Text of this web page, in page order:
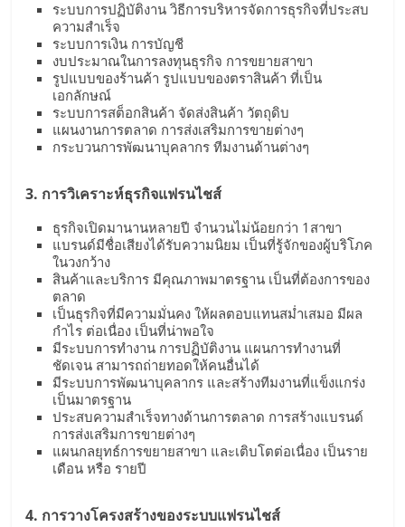
ระบบการปฏิบัติงาน วิธีการบริหารจัดการธุรกิจที่ประสบ
ความสำเร็จ
ระบบการเงิน การบัญชี
งบประมาณในการลงทุนธุรกิจ การขยายสาขา
รูปแบบของร้านค้า รูปแบบของตราสินค้า ที่เป็น
เอกลักษณ์
ระบบการสต็อกสินค้า จัดส่งสินค้า วัตถุดิบ
แผนงานการตลาด การส่งเสริมการขายต่างๆ
กระบวนการพัฒนาบุคลากร ทีมงานด้านต่างๆ
3. การวิเคราะห์ธุรกิจแฟรนไชส์
ธุรกิจเปิดมานานหลายปี จำนวนไม่น้อยกว่า 1สาขา
แบรนด์มีชื่อเสียงได้รับความนิยม เป็นที่รู้จักของผู้บริโภค
ในวงกว้าง
สินค้าและบริการ มีคุณภาพมาตรฐาน เป็นที่ต้องการของ
ตลาด
เป็นธุรกิจที่มีความมั่นคง ให้ผลตอบแทนสม่ำเสมอ มีผล
กำไร ต่อเนื่อง เป็นที่น่าพอใจ
มีระบบการทำงาน การปฏิบัติงาน แผนการทำงานที่
ชัดเจน สามารถถ่ายทอดให้คนอื่นได้
มีระบบการพัฒนาบุคลากร และสร้างทีมงานที่แข็งแกร่ง
เป็นมาตรฐาน
ประสบความสำเร็จทางด้านการตลาด การสร้างแบรนด์
การส่งเสริมการขายต่างๆ
แผนกลยุทธ์การขยายสาขา และเติบโตต่อเนื่อง เป็นราย
เดือน หรือ รายปี
4. การวางโครงสร้างของระบบแฟรนไชส์